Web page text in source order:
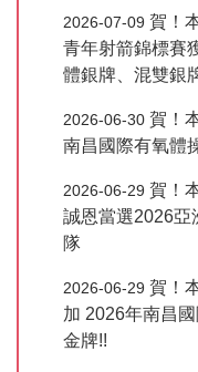
2026-07-09 賀！
青年射箭錦標賽
體銀牌、混雙銀
2026-06-30 賀！
南昌國際有氧體
2026-06-29 賀！
誠恩當選2026亞
隊
2026-06-29 賀！
加 2026年南昌
金牌!!